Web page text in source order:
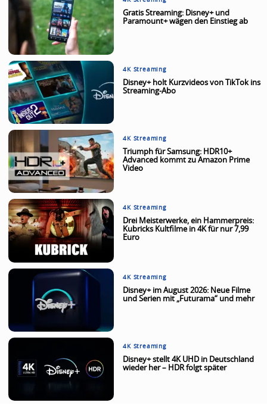
Gratis Streaming: Disney+ und
Paramount+ wägen den Einstieg ab
4K Streaming
Disney+ holt Kurzvideos von TikTok ins
Streaming-Abo
4K Streaming
Triumph für Samsung: HDR10+
Advanced kommt zu Amazon Prime
Video
4K Streaming
Drei Meisterwerke, ein Hammerpreis:
Kubricks Kultfilme in 4K für nur 7,99
Euro
4K Streaming
Disney+ im August 2026: Neue Filme
und Serien mit „Futurama“ und mehr
4K Streaming
Disney+ stellt 4K UHD in Deutschland
wieder her – HDR folgt später